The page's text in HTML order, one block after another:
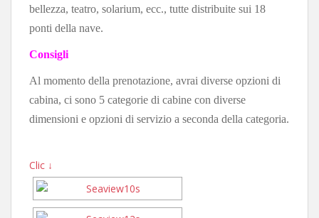
bellezza, teatro, solarium, ecc., tutte distribuite sui 18
ponti della nave.
Consigli
Al momento della prenotazione, avrai diverse opzioni di
cabina, ci sono 5 categorie di cabine con diverse
dimensioni e opzioni di servizio a seconda della categoria.
Clic ↓